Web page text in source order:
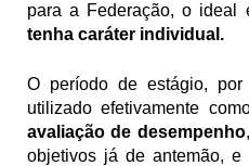
para a Federação, o ideal
tenha caráter individual.
O período de estágio,
utilizado efetivamente
avaliação de desempenho
objetivos já de antemão, e